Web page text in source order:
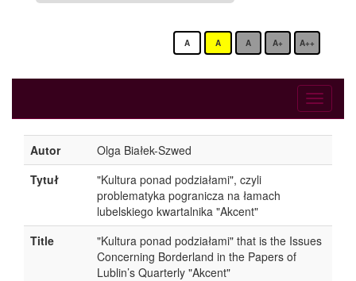
A A A A+ A++
Toggle
Autor
Olga Białek-Szwed
Tytuł
"Kultura ponad podziałami", czyli
problematyka pogranicza na łamach
lubelskiego kwartalnika "Akcent"
Title
"Kultura ponad podziałami" that is the Issues
Concerning Borderland in the Papers of
Lublin’s Quarterly "Akcent"